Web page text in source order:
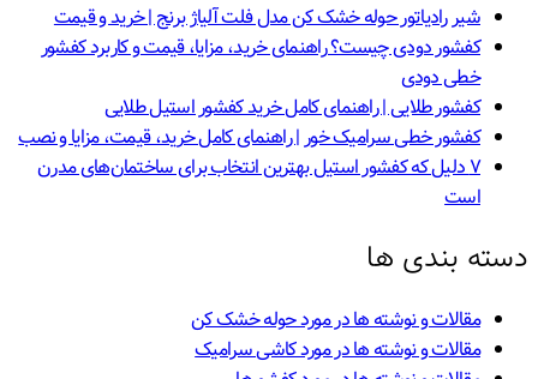
شیر رادیاتور حوله خشک کن مدل فلت آلیاژ برنج | خرید و قیمت
کفشور دودی چیست؟ راهنمای خرید، مزایا، قیمت و کاربرد کفشور
خطی دودی
کفشور طلایی | راهنمای کامل خرید کفشور استیل طلایی
کفشور خطی سرامیک خور | راهنمای کامل خرید، قیمت، مزایا و نصب
۷ دلیل که کفشور استیل بهترین انتخاب برای ساختمان‌های مدرن
است
دسته بندی ها
مقالات و نوشته ها در مورد حوله خشک کن
مقالات و نوشته ها در مورد کاشی سرامیک